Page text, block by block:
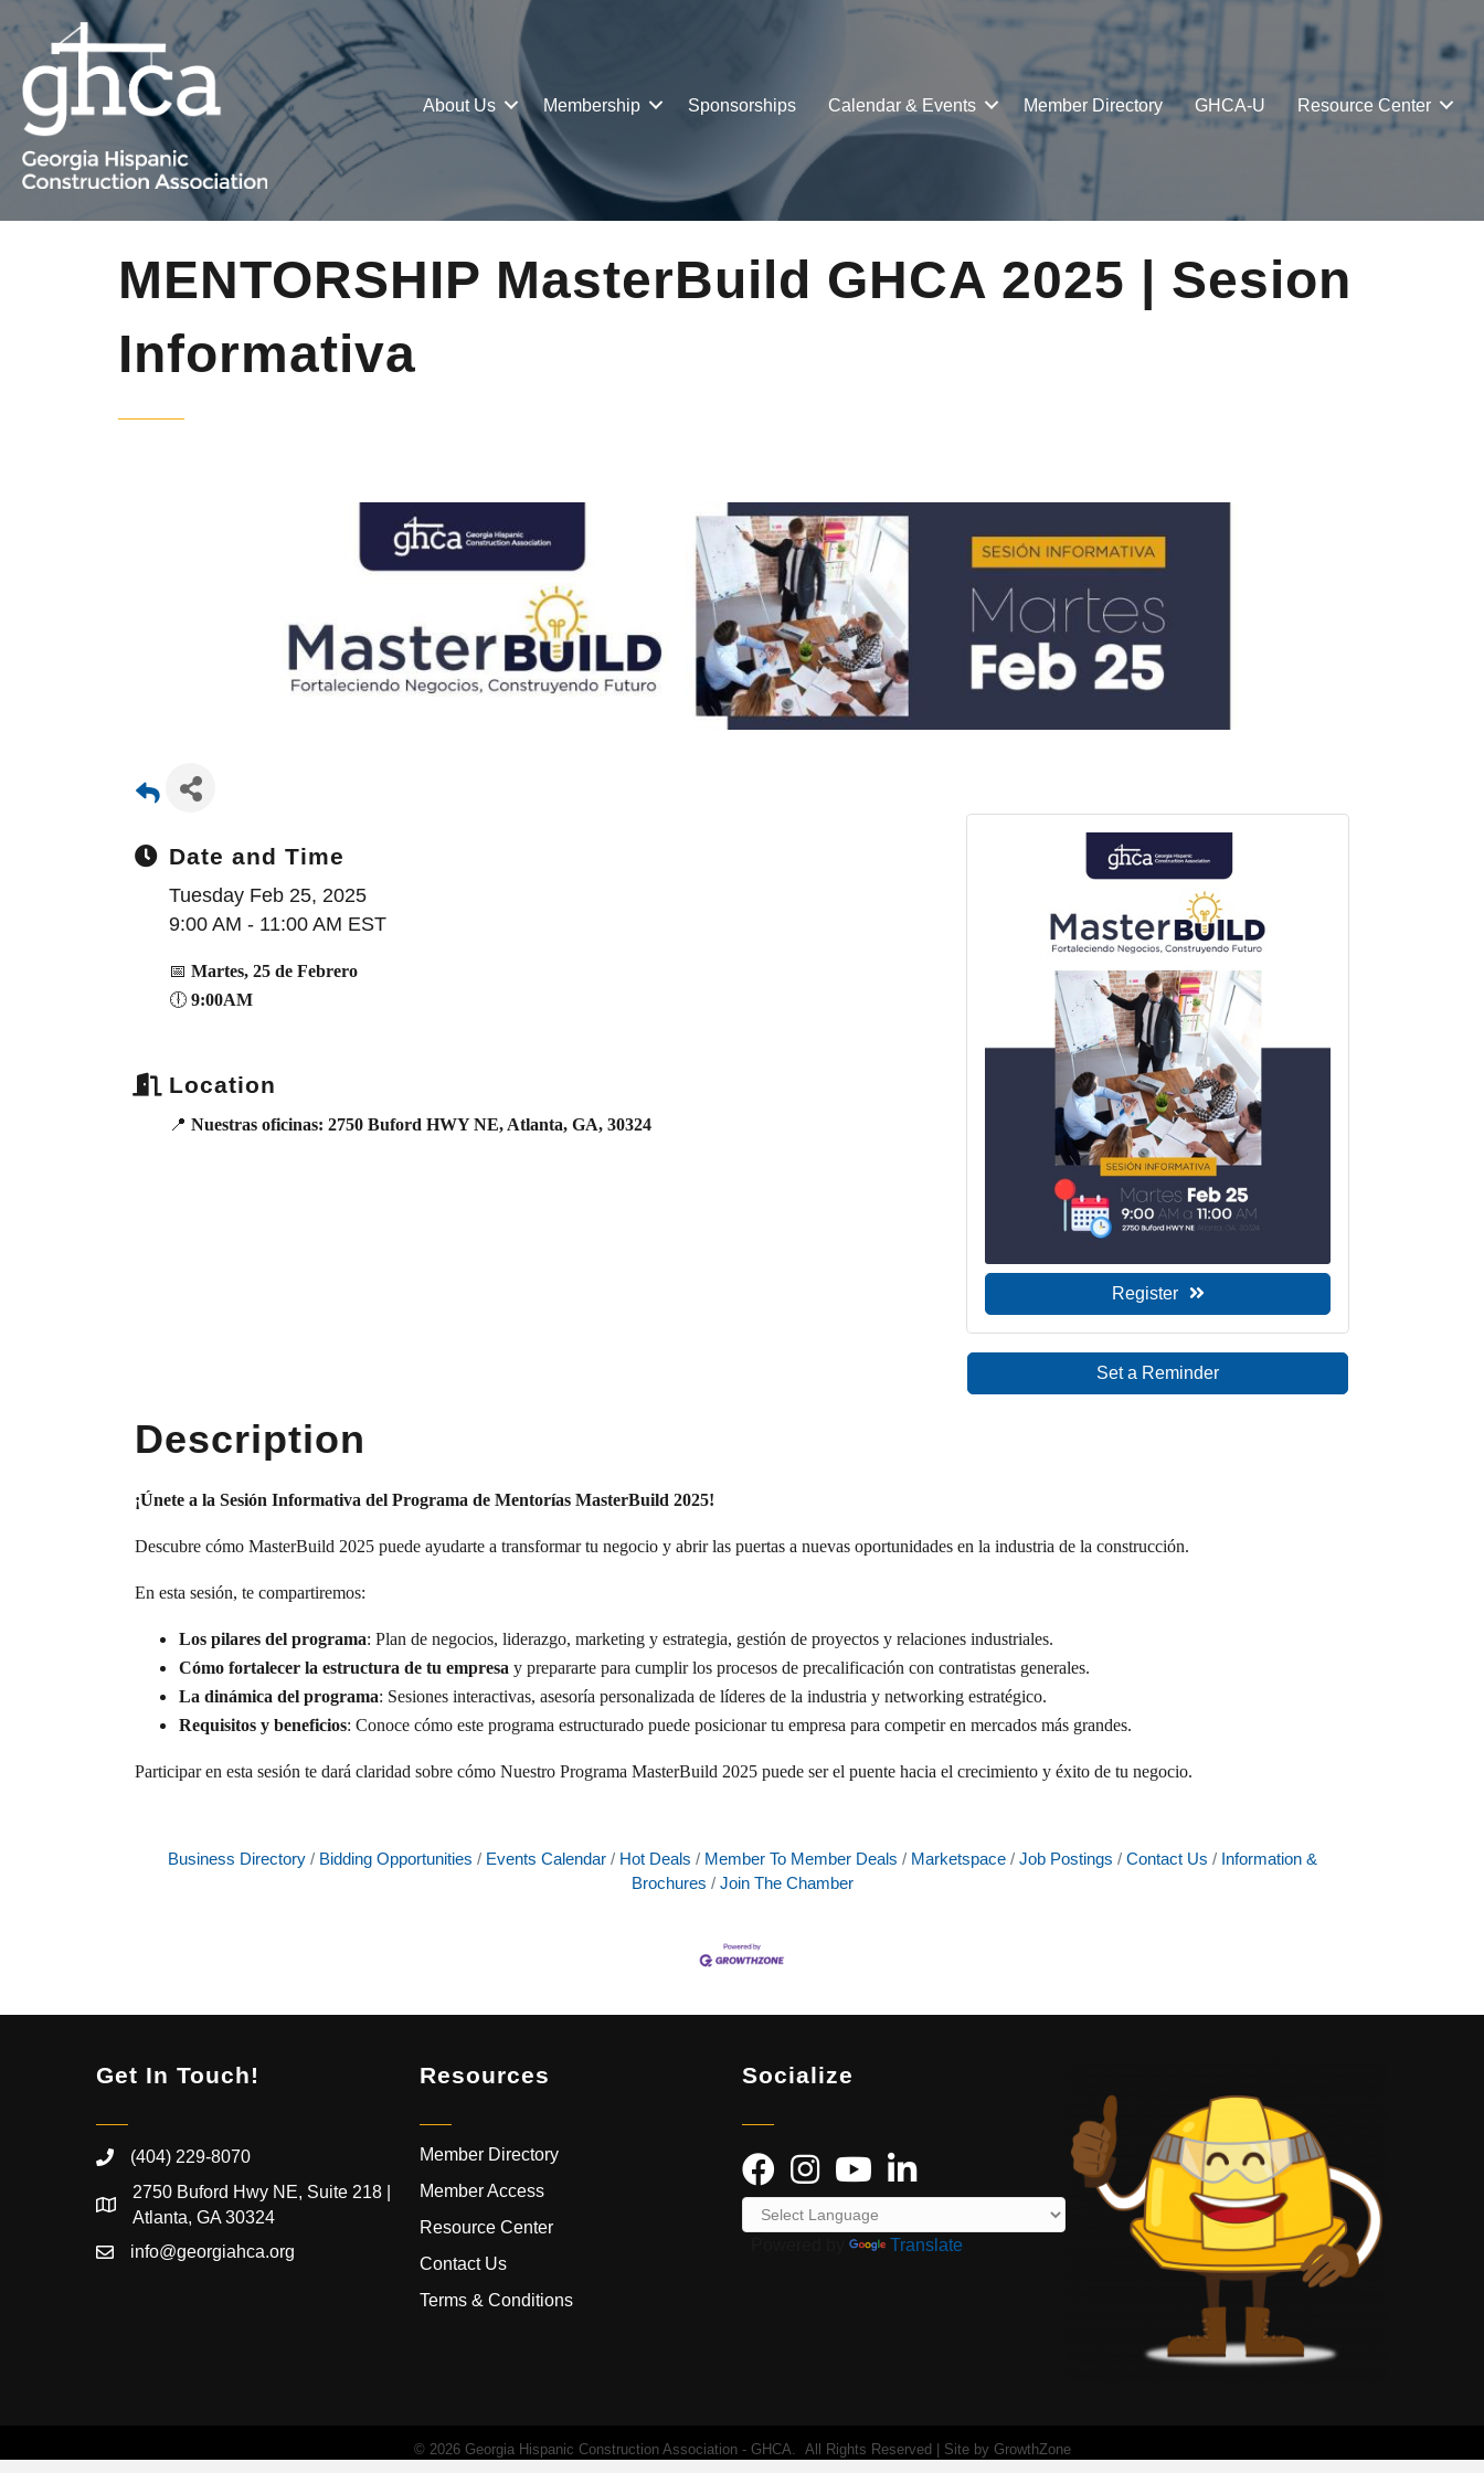
About Us Membership Sponsorships Calendar & Events Member Directory GHCA-U Resource Center
MENTORSHIP MasterBuild GHCA 2025 | Sesion
Informativa
Date and Time
Tuesday Feb 25, 2025
9:00 AM - 11:00 AM EST
📅 Martes, 25 de Febrero
🕕 9:00AM
Location
📍 Nuestras oficinas: 2750 Buford HWY NE, Atlanta, GA, 30324
Register
Set a Reminder
Description
¡Únete a la Sesión Informativa del Programa de Mentorías MasterBuild 2025!
Descubre cómo MasterBuild 2025 puede ayudarte a transformar tu negocio y abrir las puertas a nuevas oportunidades en la industria de la construcción.
En esta sesión, te compartiremos:
Los pilares del programa: Plan de negocios, liderazgo, marketing y estrategia, gestión de proyectos y relaciones industriales.
Cómo fortalecer la estructura de tu empresa y prepararte para cumplir los procesos de precalificación con contratistas generales.
La dinámica del programa: Sesiones interactivas, asesoría personalizada de líderes de la industria y networking estratégico.
Requisitos y beneficios: Conoce cómo este programa estructurado puede posicionar tu empresa para competir en mercados más grandes.
Participar en esta sesión te dará claridad sobre cómo Nuestro Programa MasterBuild 2025 puede ser el puente hacia el crecimiento y éxito de tu negocio.
Business Directory Bidding Opportunities Events Calendar Hot Deals Member To Member Deals Marketspace Job Postings Contact Us
Information &
Brochures
Join The Chamber
Get In Touch!
(404) 229-8070
2750 Buford Hwy NE, Suite 218 |
Atlanta, GA 30324
info@georgiahca.org
Resources
Member Directory
Member Access
Resource Center
Contact Us
Terms & Conditions
Socialize
Translate
© 2026Georgia Hispanic Construction Association - GHCA. All Rights Reserved | Site by GrowthZone